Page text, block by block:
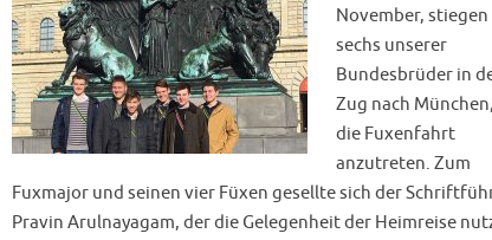
November, stiegen
sechs unserer
Bundesbrüder in
Zug nach
die Fuxenfahrt
anzutreten. Zum
Fuxmajor und seinen vier Füxen gesellte sich der
Pravin Arulnayagam, der die Gelegenheit der Heimreise